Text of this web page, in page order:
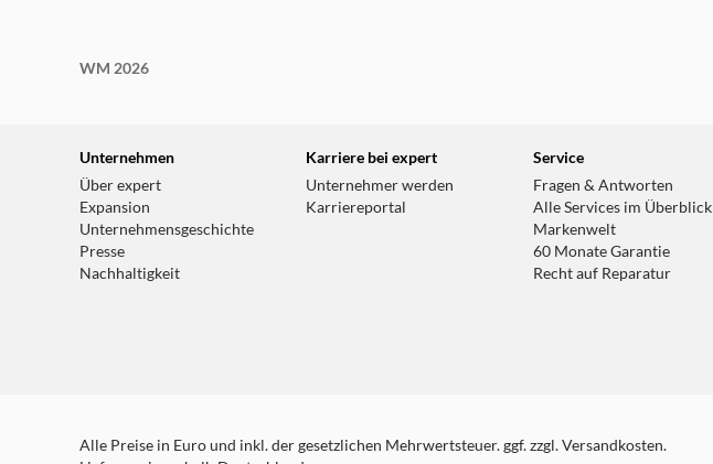
WM 2026
Unternehmen
Über expert
Expansion
Unternehmensgeschichte
Presse
Nachhaltigkeit
Karriere bei expert
Unternehmer werden
Karriereportal
Service
Fragen & Antworten
Alle Services im Überblick
Markenwelt
60 Monate Garantie
Recht auf Reparatur
Alle Preise in Euro und inkl. der gesetzlichen Mehrwertsteuer. ggf. zzgl. Versandkosten.